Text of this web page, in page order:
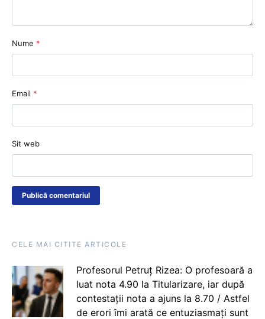
Nume *
Email *
Sit web
CELE MAI CITITE ARTICOLE
Profesorul Petruț Rizea: O profesoară a
luat nota 4.90 la Titularizare, iar după
contestații nota a ajuns la 8.70 / Astfel
de erori îmi arată ce entuziasmați sunt